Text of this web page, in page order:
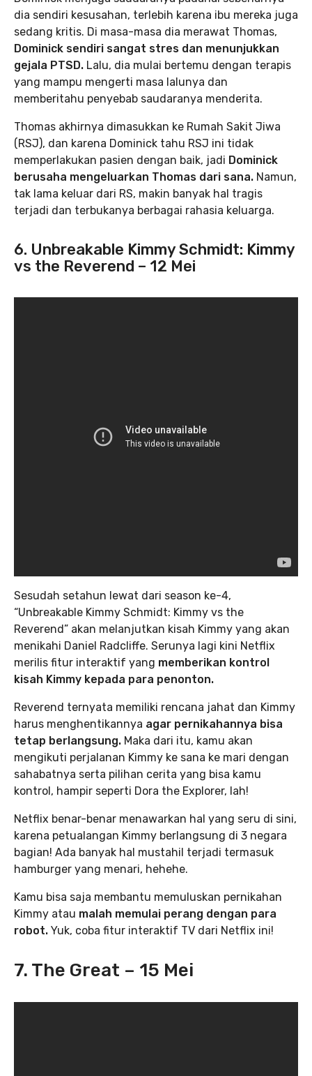
dia sendiri kesusahan, terlebih karena ibu mereka juga
sedang kritis. Di masa-masa dia merawat Thomas,
Dominick sendiri sangat stres dan menunjukkan
gejala PTSD. Lalu, dia mulai bertemu dengan terapis
yang mampu mengerti masa lalunya dan
memberitahu penyebab saudaranya menderita.
Thomas akhirnya dimasukkan ke Rumah Sakit Jiwa
(RSJ), dan karena Dominick tahu RSJ ini tidak
memperlakukan pasien dengan baik, jadi Dominick
berusaha mengeluarkan Thomas dari sana. Namun,
tak lama keluar dari RS, makin banyak hal tragis
terjadi dan terbukanya berbagai rahasia keluarga.
6. Unbreakable Kimmy Schmidt: Kimmy
vs the Reverend – 12 Mei
Sesudah setahun lewat dari season ke-4,
“Unbreakable Kimmy Schmidt: Kimmy vs the
Reverend” akan melanjutkan kisah Kimmy yang akan
menikahi Daniel Radcliffe. Serunya lagi kini Netflix
merilis fitur interaktif yang memberikan kontrol
kisah Kimmy kepada para penonton.
Reverend ternyata memiliki rencana jahat dan Kimmy
harus menghentikannya agar pernikahannya bisa
tetap berlangsung. Maka dari itu, kamu akan
mengikuti perjalanan Kimmy ke sana ke mari dengan
sahabatnya serta pilihan cerita yang bisa kamu
kontrol, hampir seperti Dora the Explorer, lah!
Netflix benar-benar menawarkan hal yang seru di sini,
karena petualangan Kimmy berlangsung di 3 negara
bagian! Ada banyak hal mustahil terjadi termasuk
hamburger yang menari, hehehe.
Kamu bisa saja membantu memuluskan pernikahan
Kimmy atau malah memulai perang dengan para
robot. Yuk, coba fitur interaktif TV dari Netflix ini!
7. The Great – 15 Mei